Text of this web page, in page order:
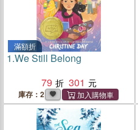
滿額折
1.We Still Belong
79
301
庫存：2